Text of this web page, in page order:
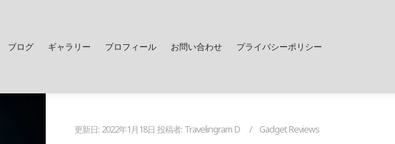
ブログ ギャラリー プロフィール お問い合わせ プライバシーポリシー
更新日: 2022年1月18日 投稿者: Travelingram D Gadget Reviews